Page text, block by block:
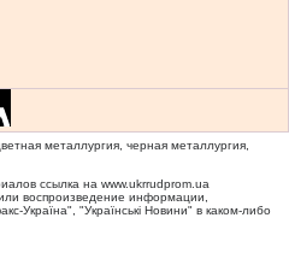
металлургия, черная металлургия,
ссылка на www.ukrrudprom.ua
воспроизведение информации,
Україна", "Українськi Новини" в каком-либо